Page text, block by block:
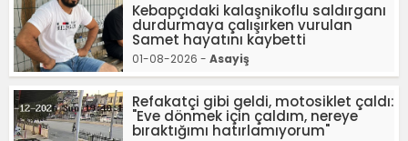
Kebapçıdaki kalaşnikoflu saldırganı
durdurmaya çalışırken vurulan
Samet hayatını kaybetti
01-08-2026 - Asayiş
Refakatçi gibi geldi, motosiklet çaldı:
"Eve dönmek için çaldım, nereye
bıraktığımı hatırlamıyorum"